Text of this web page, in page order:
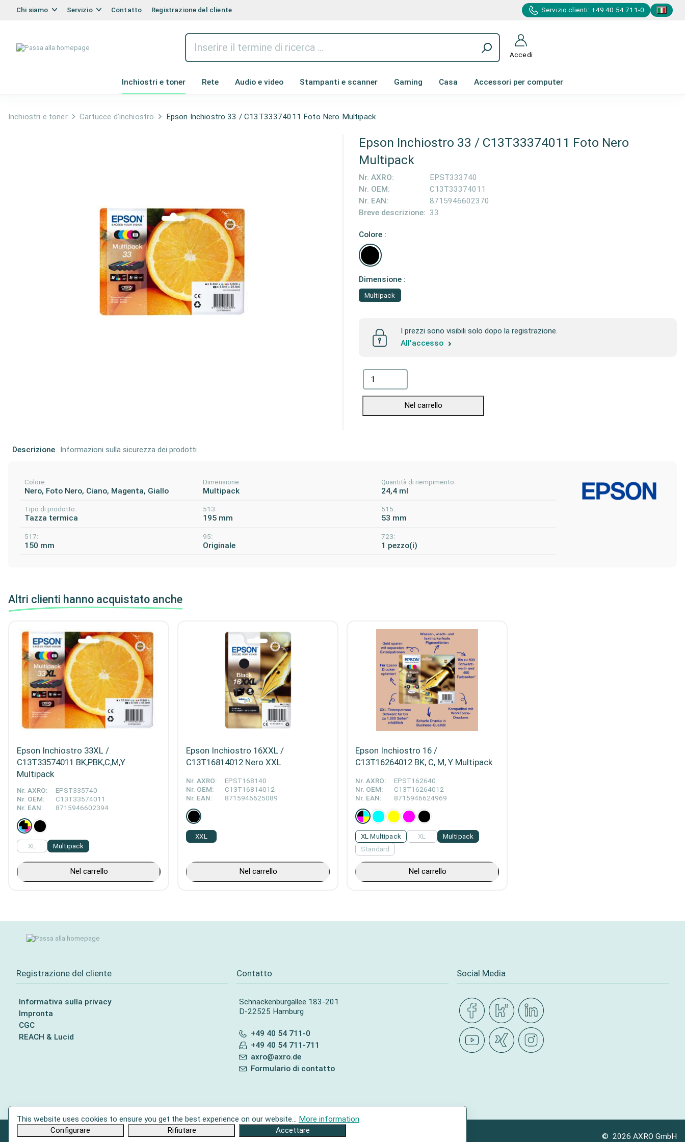
Chi siamo Servizio Contatto Registrazione del cliente Servizio clienti: +49 40 54 711-0
Accedi
Inchiostri e toner Rete Audio e video Stampanti e scanner Gaming Casa Accessori per computer
Inchiostri e toner Cartucce d'inchiostro Epson Inchiostro 33 / C13T33374011 Foto Nero Multipack
Epson Inchiostro 33 / C13T33374011 Foto Nero
Multipack
Nr. AXRO:
EPST333740
Nr. OEM:
C13T33374011
Nr. EAN:
8715946602370
Breve descrizione: 33
Colore :
Dimensione :
Multipack
I prezzi sono visibili solo dopo la registrazione.
All'accesso
Nel carrello
Descrizione Informazioni sulla sicurezza dei prodotti
Colore:
Nero, Foto Nero, Ciano, Magenta, Giallo
Dimensione:
Multipack
Quantità di riempimento:
24,4 ml
Tipo di prodotto:
Tazza termica
513:
195 mm
515:
53 mm
517:
150 mm
95:
Originale
723:
1 pezzo(i)
Altri clienti hanno acquistato anche
Epson Inchiostro 33XL /
C13T33574011 BK,PBK,C,M,Y
Multipack
Nr. AXRO:
EPST335740
Nr. OEM:
C13T33574011
Nr. EAN:
8715946602394
Multipack
XL
Nel carrello
Epson Inchiostro 16XXL /
C13T16814012 Nero XXL
Nr. AXRO:
EPST168140
Nr. OEM:
C13T16814012
Nr. EAN:
8715946625089
XXL
Nel carrello
Epson Inchiostro 16 /
C13T16264012 BK, C, M, Y Multipack
Nr. AXRO:
EPST162640
Nr. OEM:
C13T16264012
Nr. EAN:
8715946624969
Standard
XL
XL Multipack Multipack
Nel carrello
Registrazione del cliente
Informativa sulla privacy
Impronta
CGC
REACH & Lucid
Contatto
Schnackenburgallee 183-201
D-22525 Hamburg
+49 40 54 711-0
+49 40 54 711-711
axro@axro.de
Formulario di contatto
Social Media
© 2026 AXRO GmbH
This website uses cookies to ensure you get the best experience on our website... More information.
Configurare
Rifiutare Accettare